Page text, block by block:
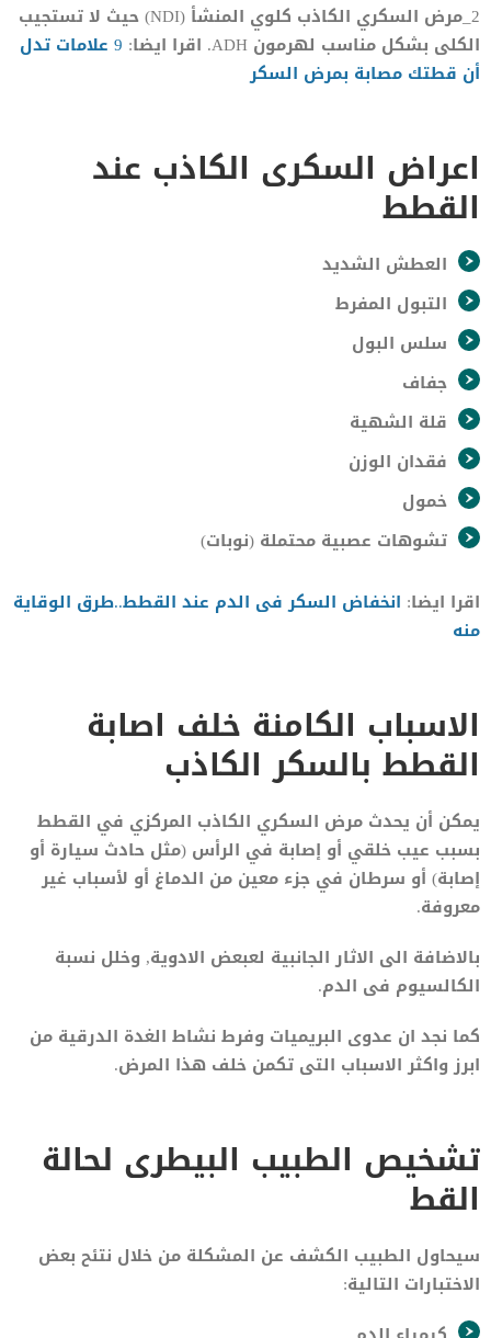
2_مرض السكري الكاذب كلوي المنشأ (NDI) حيث لا تستجيب
الكلى بشكل مناسب لهرمون ADH. اقرا ايضا:
9 علامات تدل
أن قطتك مصابة بمرض السكر
اعراض السكرى الكاذب عند
القطط
العطش الشديد
التبول المفرط
سلس البول
جفاف
قلة الشهية
فقدان الوزن
خمول
تشوهات عصبية محتملة (نوبات)
اقرا ايضا: انخفاض السكر فى الدم عند القطط..طرق الوقاية
منه
الاسباب الكامنة خلف اصابة
القطط بالسكر الكاذب
يمكن أن يحدث مرض السكري الكاذب المركزي في القطط
بسبب عيب خلقي أو إصابة في الرأس (مثل حادث سيارة أو
إصابة) أو سرطان في جزء معين من الدماغ أو لأسباب غير
معروفة.
بالاضافة الى الاثار الجانبية لعبعض الادوية, وخلل نسبة
الكالسيوم فى الدم.
كما نجد ان عدوى البريميات وفرط نشاط الغدة الدرقية من
ابرز واكثر الاسباب التى تكمن خلف هذا المرض.
تشخيص الطبيب البيطرى لحالة
القط
سيحاول الطبيب الكشف عن المشكلة من خلال نتئح بعض
الاختبارات التالية: